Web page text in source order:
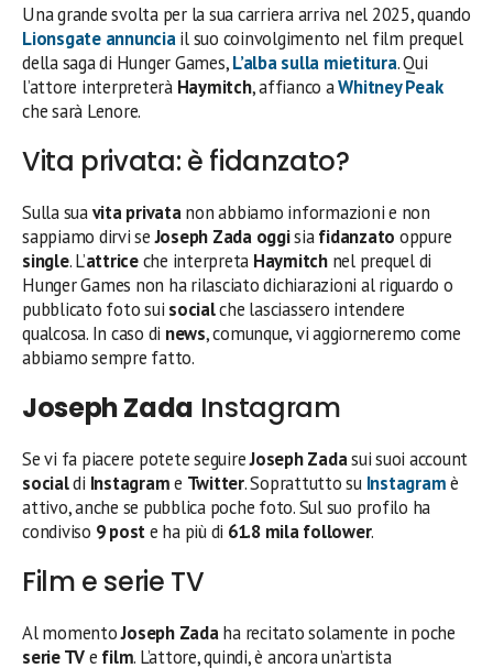
Una grande svolta per la sua carriera arriva nel 2025, quando
Lionsgate annunciail suo coinvolgimento nel film prequel
della saga di Hunger Games,L’alba sulla mietitura. Qui
l’attore interpreterà Haymitch, affianco aWhitney Peak
che sarà Lenore.
Vita privata: è fidanzato?
Sulla suavita privatanon abbiamo informazioni e non
sappiamo dirvi seJoseph Zada oggisiafidanzato oppure
single. L’attriceche interpreta Haymitchnel prequel di
Hunger Games non ha rilasciato dichiarazioni al riguardo o
pubblicato foto sui socialche lasciassero intendere
qualcosa. In caso di news, comunque, vi aggiorneremo come
abbiamo sempre fatto.
Joseph Zada Instagram
Se vi fa piacere potete seguireJoseph Zadasui suoi account
socialdi Instagrame Twitter. Soprattutto su Instagramè
attivo, anche se pubblica poche foto. Sul suo profilo ha
condiviso 9 poste ha più di 61.8 mila follower.
Film e serie TV
Al momentoJoseph Zadaha recitato solamente in poche
serie TVe film. L’attore, quindi, è ancora un’artista